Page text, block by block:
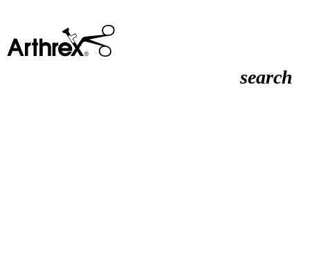
search